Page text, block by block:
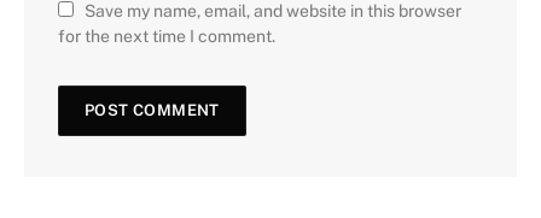
Save my name, email, and website in this browser
for the next time I comment.